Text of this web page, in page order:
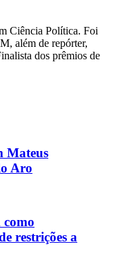
Ciência Política. Foi
além de repórter,
dos prêmios de
Mateus
Aro
restrições a